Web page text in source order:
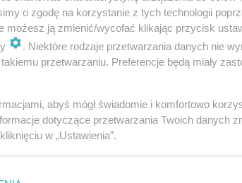
o zgodę na korzystanie z tych technologii
możesz ją zmienić/wycofać klikając przycisk
. Niektóre rodzaje przetwarzania danych nie
przetwarzaniu. Preferencje będą miały
abyś mógł świadomie i komfortowo
dotyczące przetwarzania Twoich danych
w „Ustawienia”.